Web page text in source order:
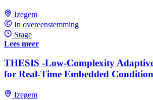
Izegem
In overeenstemming
Stage
Lees meer
THESIS -Low-Complexity
for Real-Time Embedded
Izegem